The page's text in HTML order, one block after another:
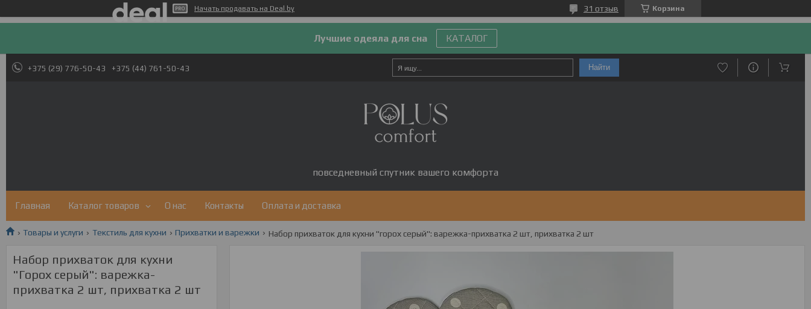
Начать продавать на Deal.by Корзина
31 отзыв
Лучшие одеяла для сна КАТАЛОГ
+375 (29) 776-50-43 +375 (44) 761-50-43 Найти
повседневный спутник вашего комфорта
Главная Каталог товаров О нас Контакты Оплата и доставка
Товары и услуги Текстиль для кухни Прихватки и варежки Набор прихваток для кухни "горох серый": варежка-прихватка 2 шт, прихватка 2 шт
Набор прихваток для кухни
"Горох серый": варежка-
прихватка 2 шт, прихватка 2 шт